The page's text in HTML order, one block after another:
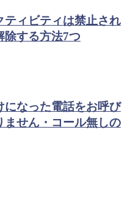
ティビティは禁止され
除する方法7つ
になった電話をお呼び
ません・コール無しの